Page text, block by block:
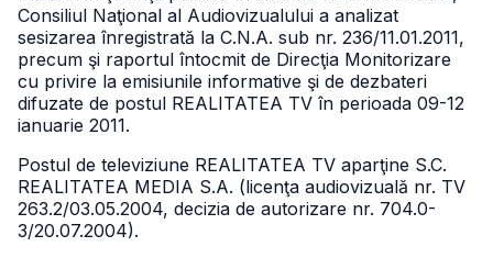
Consiliul Naţional al Audiovizualului a analizat
sesizarea înregistrată la C.N.A. sub nr. 236/11.01.2011,
precum şi raportul întocmit de Direcţia Monitorizare
cu privire la emisiunile informative şi de dezbateri
difuzate de postul REALITATEA TV în perioada 09-12
ianuarie 2011.
Postul de televiziune REALITATEA TV aparţine S.C.
REALITATEA MEDIA S.A. (licenţa audiovizuală nr. TV
263.2/03.05.2004, decizia de autorizare nr. 704.0-
3/20.07.2004).